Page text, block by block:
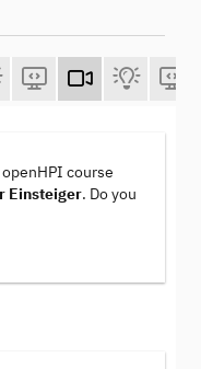
course
Einsteiger. Do you